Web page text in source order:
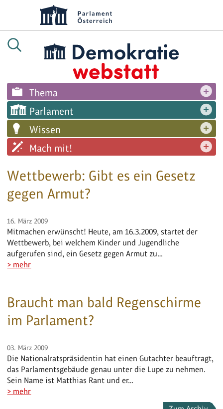
Thema
Parlament
Wissen
Mach mit!
Wettbewerb: Gibt es ein Gesetz
gegen Armut?
16. März 2009
Mitmachen erwünscht! Heute, am 16.3.2009, startet der
Wettbewerb, bei welchem Kinder und Jugendliche
aufgerufen sind, ein Gesetz gegen Armut zu…
> mehr
Braucht man bald Regenschirme
im Parlament?
03. März 2009
Die Nationalratspräsidentin hat einen Gutachter beauftragt,
das Parlamentsgebäude genau unter die Lupe zu nehmen.
Sein Name ist Matthias Rant und er…
> mehr